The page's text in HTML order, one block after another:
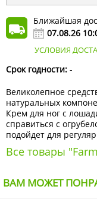
Ближайшая
07.08.26
УСЛОВИЯ
Срок годности: -
Великолепное
натуральных
Крем для ног с
справиться с
подойдет для
Все товары
ВАМ МОЖЕТ